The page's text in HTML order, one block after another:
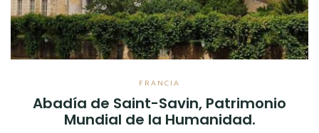
FRANCIA
Abadía de Saint-Savin, Patrimonio
Mundial de la Humanidad.